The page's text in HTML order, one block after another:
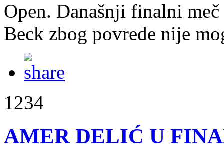
Open. Današnji finalni
Beck zbog povrede nije
1234
AMER DELIĆ U